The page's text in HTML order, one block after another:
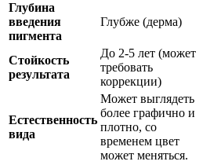
Глубина
введения
пигмента
Глубже (дерма)
Стойкость
результата
До 2-5 лет (может
требовать
коррекции)
Естественность
вида
Может выглядеть
более графично и
плотно, со
временем цвет
может меняться.